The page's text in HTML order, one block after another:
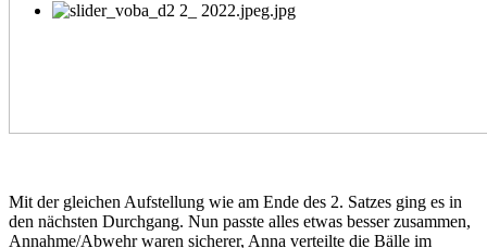
Mit der gleichen Aufstellung wie am Ende des 2. Satzes ging es in
den nächsten Durchgang. Nun passte alles etwas besser zusammen,
Annahme/Abwehr waren sicherer, Anna verteilte die Bälle im